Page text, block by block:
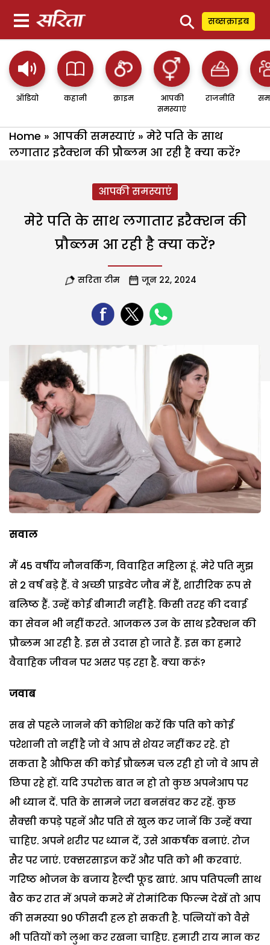
⚲ सब्सक्राइब
ऑडियो कहानी क्राइम
आपकी
समस्याएं
राजनीति
Home » आपकी समस्याएं » मेरे पति के साथ
लगातार इरैक्शन की प्रौब्लम आ रही है क्या करें?
आपकी समस्याएं
मेरे पति के साथ लगातार इरैक्शन की
प्रौब्लम आ रही है क्या करें?
सरिता टीम जून 22, 2024
सवाल
मैं 45 वर्षीय नौनवर्किंग, विवाहित महिला हूं. मेरे पति मुझ
से 2 वर्ष बड़े हैं. वे अच्छी प्राइवेट जौब में हैं, शारीरिक रूप से
बलिष्ठ हैं. उन्हें कोई बीमारी नहीं है. किसी तरह की दवाई
का सेवन भी नहीं करते. आजकल उन के साथ इरैक्शन की
प्रौब्लम आ रही है. इस से उदास हो जाते हैं. इस का हमारे
वैवाहिक जीवन पर असर पड़ रहा है. क्या करूं?
जवाब
सब से पहले जानने की कोशिश करें कि पति को कोई
परेशानी तो नहीं है जो वे आप से शेयर नहीं कर रहे. हो
सकता है औफिस की कोई प्रौब्लम चल रही हो जो वे आप से
छिपा रहे हों. यदि उपरोक्त बात न हो तो कुछ अपनेआप पर
भी ध्यान दें. पति के सामने जरा बनसंवर कर रहें. कुछ
सैक्सी कपड़े पहनें और पति से खुल कर जानें कि उन्हें क्या
चाहिए. अपने शरीर पर ध्यान दें, उसे आकर्षक बनाएं. रोज
सैर पर जाएं. एक्सरसाइज करें और पति को भी करवाएं.
गरिष्ठ भोजन के बजाय हैल्दी फूड खाएं. आप पतिपत्नी साथ
बैठ कर रात में अपने कमरे में रोमांटिक फिल्म देखें तो आप
की समस्या 90 फीसदी हल हो सकती है. पत्नियों को वैसे
भी पतियों को लुभा कर रखना चाहिए. हमारी राय मान कर